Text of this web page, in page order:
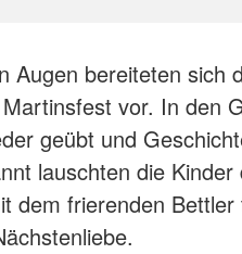
Augen bereiteten sich
vor. In den
geübt und
lauschten die Kinder
dem frierenden Bettler